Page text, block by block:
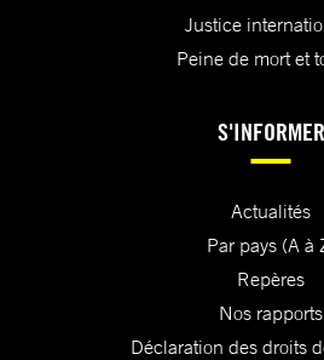
Justice
Peine de mort et
S'INFORMER
Actualités
Par pays (A à
Repères
Nos rapports
Déclaration des droits